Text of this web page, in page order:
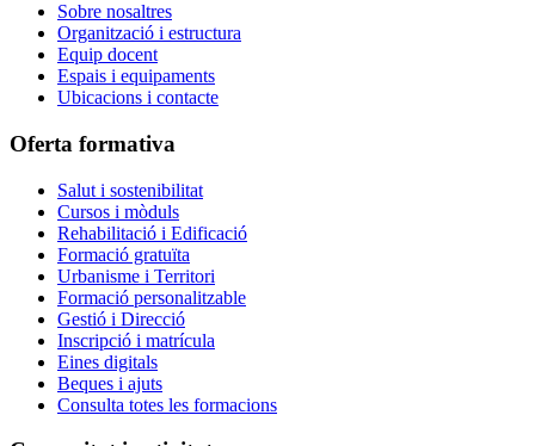
Sobre nosaltres
Organització i estructura
Equip docent
Espais i equipaments
Ubicacions i contacte
Oferta formativa
Salut i sostenibilitat
Cursos i mòduls
Rehabilitació i Edificació
Formació gratuïta
Urbanisme i Territori
Formació personalitzable
Gestió i Direcció
Inscripció i matrícula
Eines digitals
Beques i ajuts
Consulta totes les formacions